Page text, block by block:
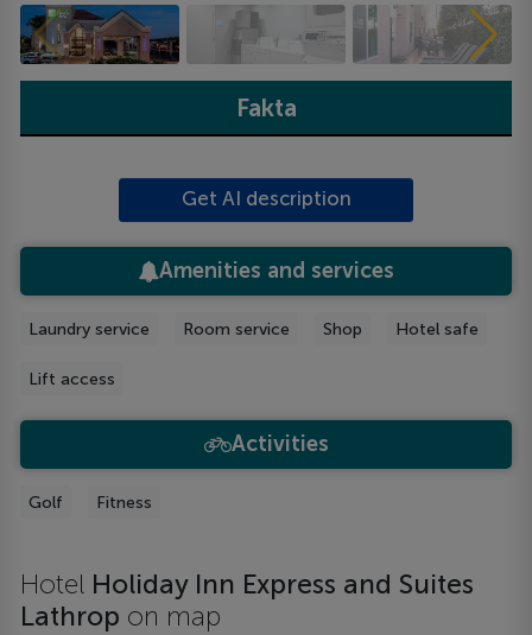
Fakta
Get AI description
Amenities and services
Laundry service Room service Shop Hotel safe
Lift access
Activities
Golf Fitness
Hotel Holiday Inn Express and Suites
Lathrop on map